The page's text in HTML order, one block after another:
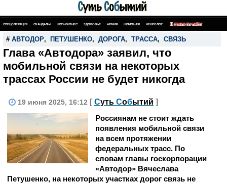
СПЕЦОПЕРАЦИЯ СКАНДАЛЫ ШОУ-БИЗНЕС ЗДОРОВЬЕ АРМИЯ ШПИОНАЖ НЕКРОЛОГ ПОИСК ПО САЙТУ
# АВТОДОР, ПЕТУШЕНКО, ДОРОГА, ТРАССА, СВЯЗЬ
Глава «Автодора» заявил, что
мобильной связи на некоторых
трассах России не будет никогда
19 июня 2025, 16:12 [ Суть Событий ]
Россиянам не стоит ждать
появления мобильной связи
на всем протяжении
федеральных трасс. По
словам главы госкорпорации
«Автодор» Вячеслава
Петушенко, на некоторых участках дорог связь не